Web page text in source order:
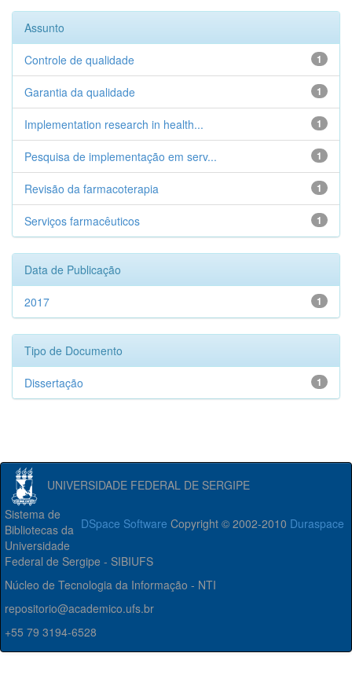
Assunto
1
Controle de qualidade
1
Garantia da qualidade
1
Implementation research in health...
1
Pesquisa de implementação em serv...
1
Revisão da farmacoterapia
1
Serviços farmacêuticos
Data de Publicação
1
2017
Tipo de Documento
1
Dissertação
UNIVERSIDADE FEDERAL DE SERGIPE
DSpace Software Copyright © 2002-2010 Duraspace
Sistema de
Bibliotecas da
Universidade
Federal de Sergipe - SIBIUFS
Núcleo de Tecnologia da Informação - NTI
repositorio@academico.ufs.br
+55 79 3194-6528